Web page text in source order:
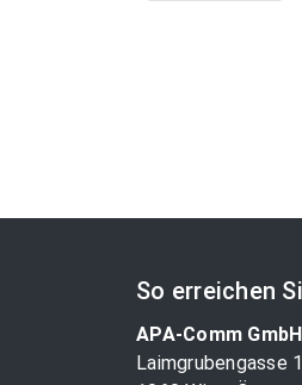
So erreichen
APA-Comm GmbH
Laimgrubengasse